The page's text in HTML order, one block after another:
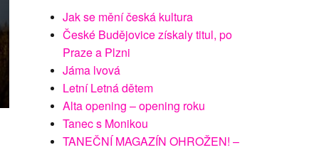
Jak se mění česká kultura
České Budějovice získaly titul, po
Praze a Plzni
Jáma lvová
Letní Letná dětem
Alta opening – opening roku
Tanec s Monikou
TANEČNÍ MAGAZÍN OHROŽEN! –